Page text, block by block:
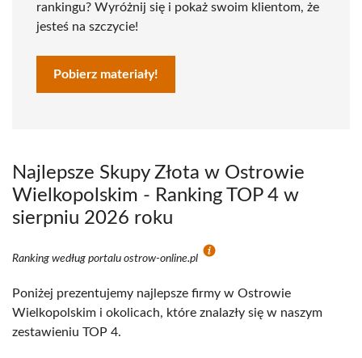
rankingu? Wyróżnij się i pokaż swoim klientom, że
jesteś na szczycie!
Pobierz materiały!
Najlepsze Skupy Złota w Ostrowie
Wielkopolskim - Ranking TOP 4 w
sierpniu 2026 roku
Ranking według portalu ostrow-online.pl
Poniżej prezentujemy najlepsze firmy w Ostrowie
Wielkopolskim i okolicach, które znalazły się w naszym
zestawieniu TOP 4.